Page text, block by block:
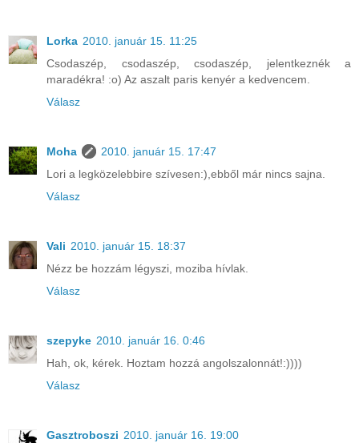
Lorka 2010. január 15. 11:25
Csodaszép, csodaszép, csodaszép, jelentkeznék a
maradékra! :o) Az aszalt paris kenyér a kedvencem.
Válasz
Moha
2010. január 15. 17:47
Lori a legközelebbire szívesen:),ebből már nincs sajna.
Válasz
Vali 2010. január 15. 18:37
Nézz be hozzám légyszi, moziba hívlak.
Válasz
szepyke 2010. január 16. 0:46
Hah, ok, kérek. Hoztam hozzá angolszalonnát!:))))
Válasz
Gasztroboszi 2010. január 16. 19:00